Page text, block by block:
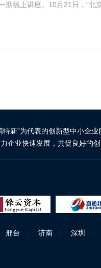
期线上讲座。10月21日，“北
新”为代表的创新型中小企
企业快速发展，共促良好的创
邢台 | 济南 | 深圳 |